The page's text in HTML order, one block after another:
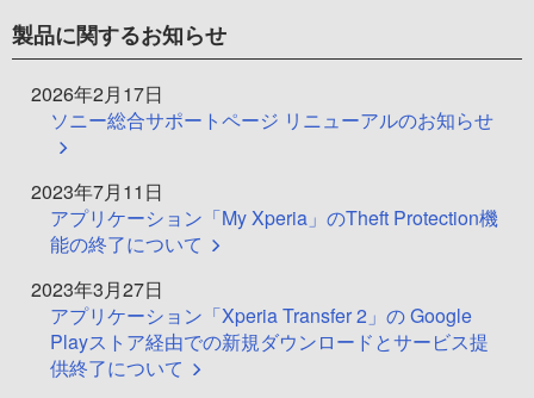
製品に関するお知らせ
2026年2月17日
ソニー総合サポートページ リニューアルのお知らせ
2023年7月11日
アプリケーション「My Xperia」のTheft Protection機
能の終了について
2023年3月27日
アプリケーション「Xperia Transfer 2」の Google
Playストア経由での新規ダウンロードとサービス提
供終了について